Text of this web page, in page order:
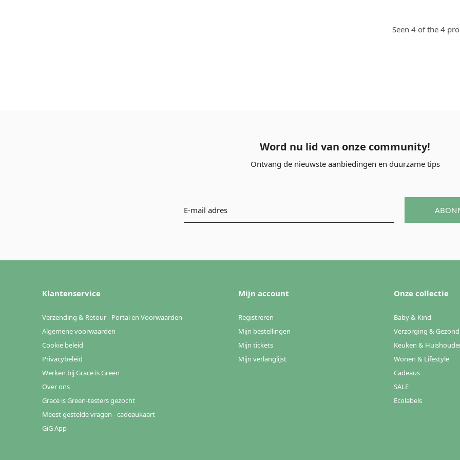
Seen 4 of the 4
Word nu lid van onze community!
Ontvang de nieuwste aanbiedingen en duurzame tips
Klantenservice
Verzending & Retour - Portal en Voorwaarden
Algemene voorwaarden
Cookie beleid
Privacybeleid
Werken bij Grace is Green
Over ons
Grace is Green-testers gezocht
Meest gestelde vragen - cadeaukaart
GiG App
Mijn account
Registreren
Mijn bestellingen
Mijn tickets
Mijn verlanglijst
Onze collectie
Baby & Kind
Verzorging &
Keuken &
Wonen & Lifestyle
Cadeaus
SALE
Ecolabels